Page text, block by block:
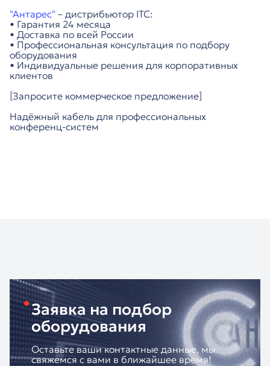
"Антарес" – дистрибьютор ITC:
• Гарантия 24 месяца
• Доставка по всей России
• Профессиональная консультация по подбору
оборудования
• Индивидуальные решения для корпоративных
клиентов
[Запросите коммерческое предложение]
Надёжный кабель для профессиональных
конференц-систем
Заявка на подбор
оборудования
Оставьте ваши контактные данные, мы
свяжемся с вами в ближайшее время!